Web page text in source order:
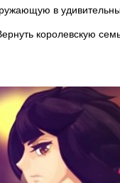
в
королевскую